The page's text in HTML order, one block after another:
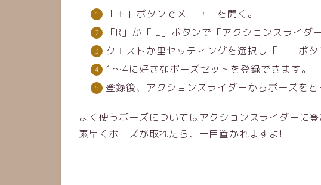
「＋」ボタンでメニューを開く。
「R」か「 L」ボタンで「アクションスライダ
クエストか里セッティングを選択し「－」ボ
1～4に好きなポーズセットを登録できます。
登録後、アクションスライダーからポーズをと
よく使うポーズについてはアクションスライダーに
素早くポーズが取れたら、一目置かれますよ!